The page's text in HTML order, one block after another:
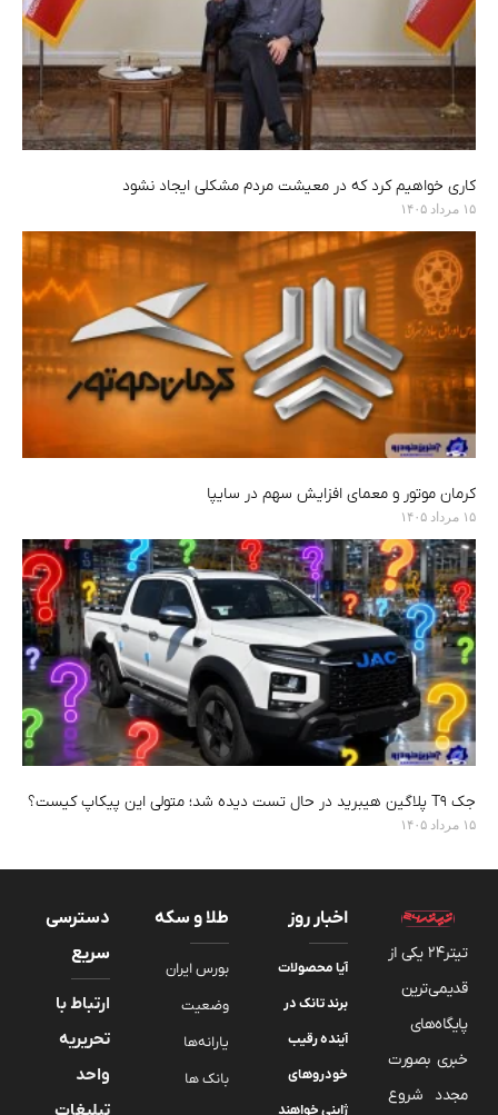
کاری خواهیم کرد که در معیشت مردم مشکلی ایجاد نشود
۱۵ مرداد ۱۴۰۵
کرمان موتور و معمای افزایش سهم در سایپا
۱۵ مرداد ۱۴۰۵
جک T9 پلاگین هیبرید در حال تست دیده شد؛ متولی این پیکاپ کیست؟
۱۵ مرداد ۱۴۰۵
تیتر24 یکی از
قدیمی‌ترین
پایگاه‌های
خبری بصورت
مجدد شروع
اخبار روز
آیا محصولات
برند تانک در
آینده رقیب
خودروهای
ژاپنی خواهند
طلا و سکه
بورس ایران
وضعیت
یارانه‌ها
بانک ها
دسترسی
سریع
ارتباط با
تحریریه
واحد
تبلیغات